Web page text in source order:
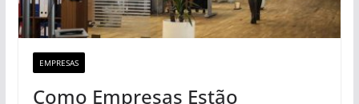
EMPRESAS
Como Empresas Estão